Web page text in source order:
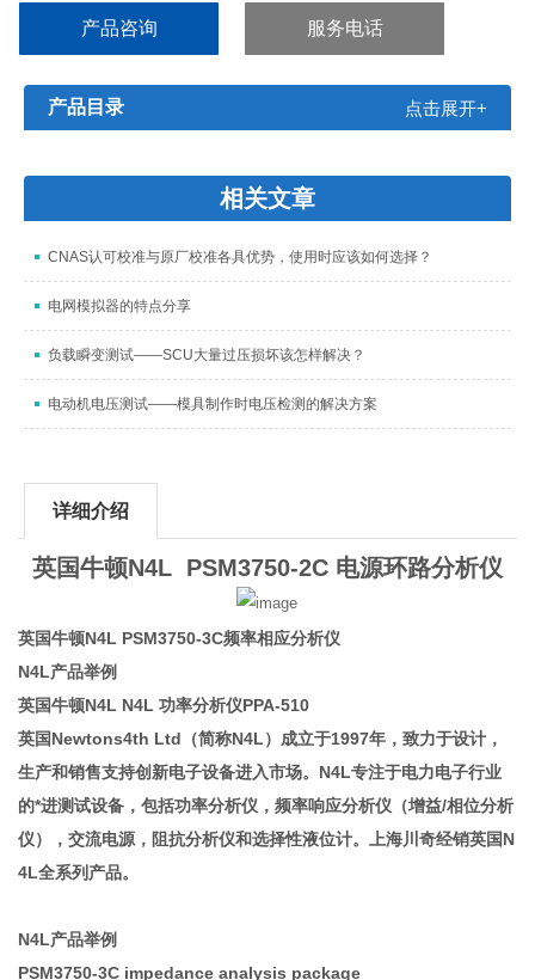
产品咨询 服务电话
产品目录 点击展开+
相关文章
CNAS认可校准与原厂校准各具优势，使用时应该如何选择？
电网模拟器的特点分享
负载瞬变测试——SCU大量过压损坏该怎样解决？
电动机电压测试——模具制作时电压检测的解决方案
详细介绍
英国牛顿N4L PSM3750-2C 电源环路分析仪
英国牛顿N4L PSM3750-3C频率相应分析仪
N4L产品举例
英国牛顿N4L N4L 功率分析仪PPA-510
英国Newtons4th Ltd（简称N4L）成立于1997年，致力于设计，
生产和销售支持创新电子设备进入市场。N4L专注于电力电子行业
的*进测试设备，包括功率分析仪，频率响应分析仪（增益/相位分析
仪），交流电源，阻抗分析仪和选择性液位计。上海川奇经销英国N
4L全系列产品。
N4L产品举例
PSM3750-3C impedance analysis package